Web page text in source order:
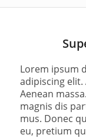
Lorem ipsum
adipiscing elit.
Aenean
magnis dis
mus. Donec
eu, pretium